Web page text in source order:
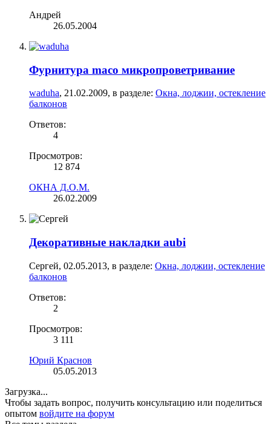
Андрей
26.05.2004
Фурнитура maco микропроветривание
waduha, 21.02.2009, в разделе: Окна, лоджии, остекление
балконов
Ответов:
4
Просмотров:
12 874
ОКНА Д.О.М.
26.02.2009
Декоративные накладки aubi
Сергей, 02.05.2013, в разделе: Окна, лоджии, остекление
балконов
Ответов:
2
Просмотров:
3 111
Юрий Краснов
05.05.2013
Загрузка...
Чтобы задать вопрос, получить консультацию или поделиться
опытом войдите на форум